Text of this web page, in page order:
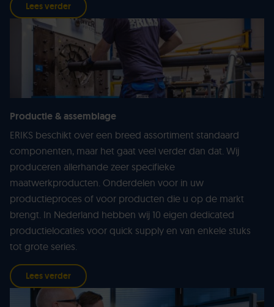
Lees verder
Productie & assemblage
ERIKS beschikt over een breed assortiment standaard
componenten, maar het gaat veel verder dan dat. Wij
produceren allerhande zeer specifieke
maatwerkproducten. Onderdelen voor in uw
productieproces of voor producten die u op de markt
brengt. In Nederland hebben wij 10 eigen dedicated
productielocaties voor quick supply en van enkele stuks
tot grote series.
Lees verder